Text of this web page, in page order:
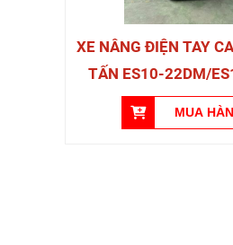
XE NÂNG ĐIỆN TAY
TẤN ES10-22DM/